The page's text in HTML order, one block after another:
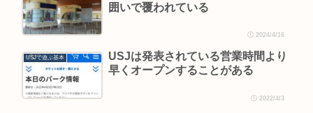
囲いで覆われている
2024/4/16
USJで遊ぶ基本
USJは発表されている営業時間より
早くオープンすることがある
2022/4/3